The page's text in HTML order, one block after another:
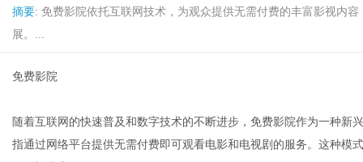
摘要: 免费影院依托互联网技术，为观众提供无需付费的丰富影视内
展。...
免费影院
随着互联网的快速普及和数字技术的不断进步，免费影院作为一种新
指通过网络平台提供无需付费即可观看电影和电视剧的服务。这种模